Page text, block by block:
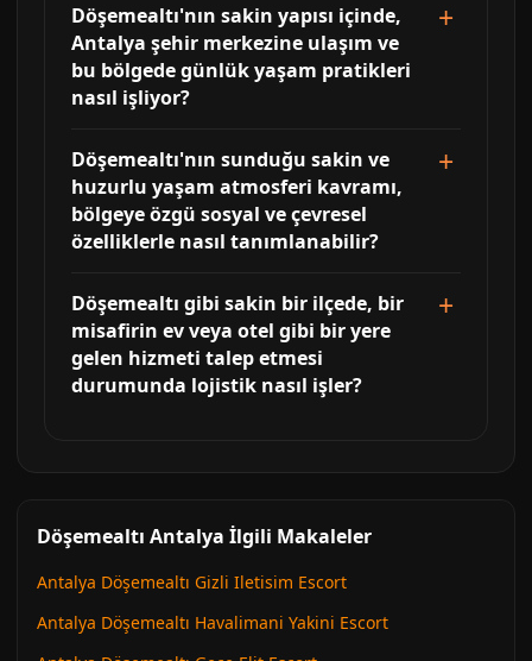
Döşemealtı'nın sakin yapısı içinde,
Antalya şehir merkezine ulaşım ve
bu bölgede günlük yaşam pratikleri
nasıl işliyor?
Döşemealtı'nın sunduğu sakin ve
huzurlu yaşam atmosferi kavramı,
bölgeye özgü sosyal ve çevresel
özelliklerle nasıl tanımlanabilir?
Döşemealtı gibi sakin bir ilçede, bir
misafirin ev veya otel gibi bir yere
gelen hizmeti talep etmesi
durumunda lojistik nasıl işler?
Döşemealtı Antalya İlgili Makaleler
Antalya Döşemealtı Gizli Iletisim Escort
Antalya Döşemealtı Havalimani Yakini Escort